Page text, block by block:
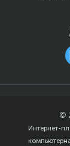
©
Интернет-